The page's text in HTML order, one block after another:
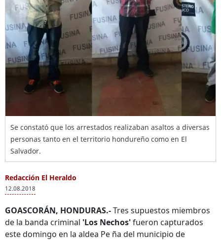
Se constató que los arrestados realizaban asaltos a diversas
personas tanto en el territorio hondureño como en El
Salvador.
Redacción El Heraldo
12.08.2018
GOASCORÁN, HONDURAS.-Tres supuestos miembros
de la banda criminal 'Los Nechos'fueron capturados
este domingo en la aldea Pe ña del municipio de